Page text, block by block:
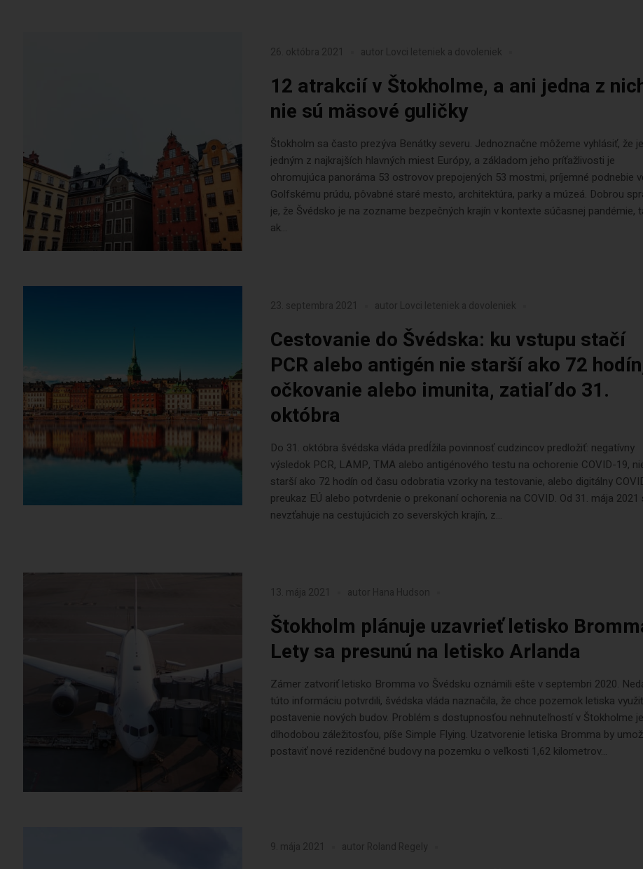
26. októbra 2021 autor Lovci leteniek a dovoleniek
12 atrakcií v Štokholme, a ani jedna z
nie sú mäsové guličky
Štokholm sa často prezýva Benátky severu. Jednoznačne môžeme vyhlásiť, že je
jedným z najkrajších hlavných miest Európy, a základom jeho príťažlivosti je
ohromujúca panoráma 53 ostrovov prepojených 53 mostmi, príjemné podnebie
Golfskému prúdu, pôvabné staré mesto, architektúra, parky a múzeá. Dobrou
je, že Švédsko je na zozname bezpečných krajín v kontexte súčasnej pandémie,
ak...
23. septembra 2021 autor Lovci leteniek a dovoleniek
Cestovanie do Švédska: ku vstupu stačí
PCR alebo antigén nie starší ako 72
očkovanie alebo imunita, zatiaľ do 31.
októbra
Do 31. októbra švédska vláda predĺžila povinnosť cudzincov predložiť: negatívny
výsledok PCR, LAMP, TMA alebo antigénového testu na ochorenie COVID-19,
starší ako 72 hodín od času odobratia vzorky na testovanie, alebo digitálny
preukaz EÚ alebo potvrdenie o prekonaní ochorenia na COVID. Od 31. mája 2021
nevzťahuje na cestujúcich zo severských krajín, z...
13. mája 2021 autor Hana Hudson
Štokholm plánuje uzavrieť letisko
Lety sa presunú na letisko Arlanda
Zámer zatvoriť letisko Bromma vo Švédsku oznámili ešte v septembri 2020.
túto informáciu potvrdili, švédska vláda naznačila, že chce pozemok letiska
postavenie nových budov. Problém s dostupnosťou nehnuteľností v Štokholme
dlhodobou záležitosťou, píše Simple Flying. Uzatvorenie letiska Bromma by
postaviť nové rezidenčné budovy na pozemku o veľkosti 1,62 kilometrov...
9. mája 2021 autor Roland Regely